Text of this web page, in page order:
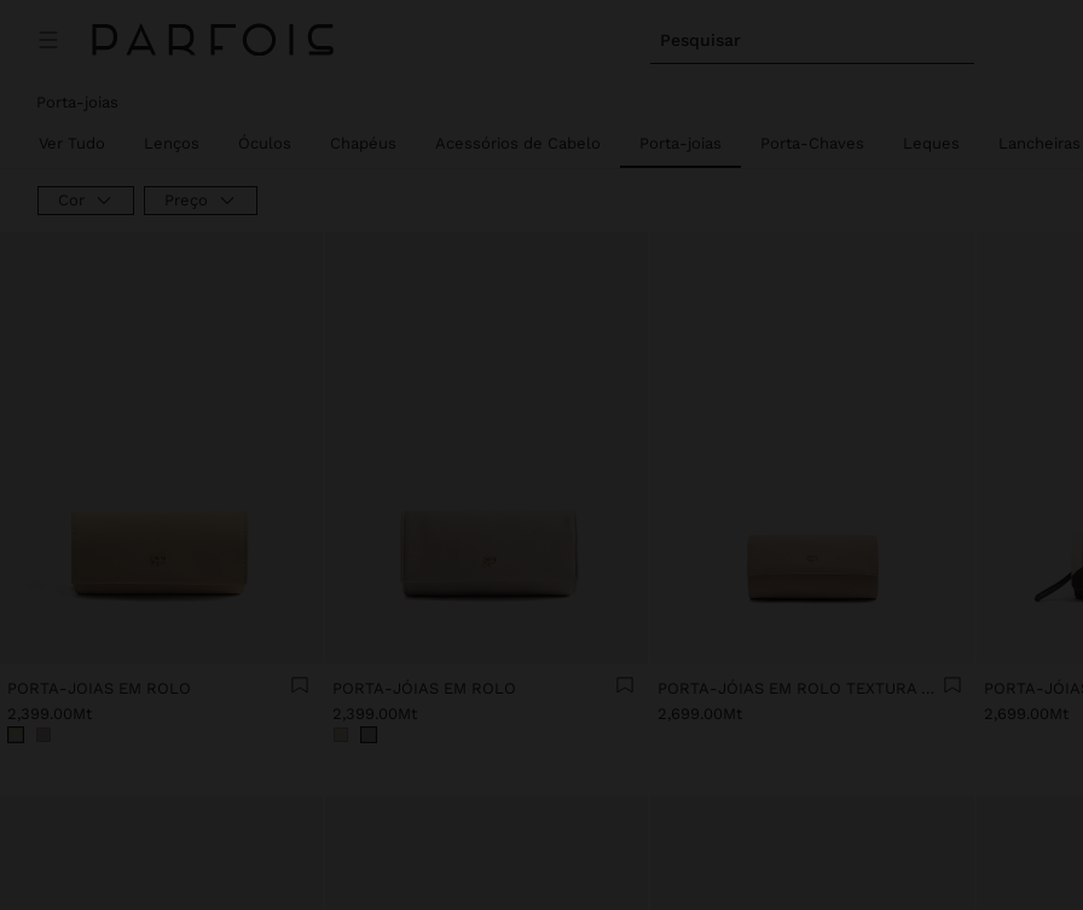
Pesquisar
Porta-joias
Ver Tudo Lenços Óculos Chapéus Acessórios de Cabelo Porta-joias Porta-Chaves Leques Lancheiras
Cor Preço
PORTA-JOIAS EM ROLO
2,399.00Mt
PORTA-JÓIAS EM ROLO
2,399.00Mt
PORTA-JÓIAS EM ROLO TEXTURA SUAVE
2,699.00Mt
2,699.00Mt